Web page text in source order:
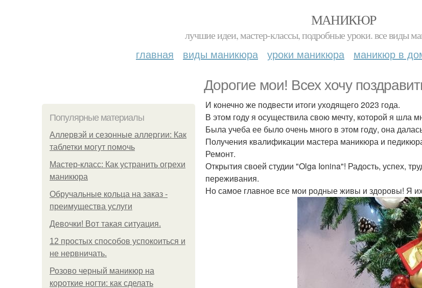
МАНИКЮР
лучшие идеи, мастер-классы, подробные уроки. все виды
главная виды маникюра уроки маникюра маникюр в
Дорогие мои! Всех хочу
Популярные материалы
Аллервэй и сезонные аллергии: Как
таблетки могут помочь
Мастер-класс: Как устранить огрехи
маникюра
Обручальные кольца на заказ -
преимущества услуги
Девочки! Вот такая ситуация.
12 простых способов успокоиться и
не нервничать.
Розово черный маникюр на
короткие ногти: как сделать
И конечно же подвести итоги уходящего 2023 года.
В этом году я осуществила свою мечту, которой я шла
Была учеба ее было очень много в этом году, она
Получения квалификации мастера маникюра и
Ремонт.
Открытия своей студии "Olga Ionina"! Радость, успех,
переживания.
Но самое главное все мои родные живы и здоровы! Я